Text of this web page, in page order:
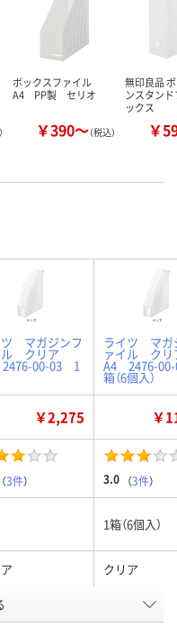
ボックスファイル
A4 PP製 セリオ
￥390～（税込）
無印良品
ンスタン
ックス
￥
ツ マガジンフ
ル クリア
00-03 1
ライツ マガ
ァイル ク
A4 2476-
箱（6個入）
￥2,275 ￥
（3件） 3.0 （3件）
1箱（6個入）
クリア
1644951